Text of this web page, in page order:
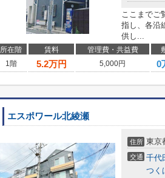
ここまでご
指し、各沿
供し...
所在階 賃料 管理費・共益費
1階
5.2万円 5,000円 0
エスポワール北綾瀬
住所 東京
交通 千代
つく